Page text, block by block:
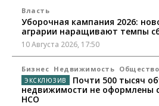
Власть
Уборочная кампания 2026:
аграрии наращивают темпы
10 Августа 2026, 17:50
Бизнес Недвижимость Общество
Почти 500 тысяч
недвижимости не оформлены
НСО